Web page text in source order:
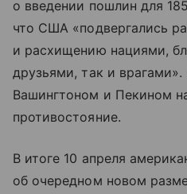
о введении пошлин для
что США «подвергались
и расхищению нациями,
друзьями, так и
Вашингтоном и Пекином
противостояние.
В итоге 10 апреля
об очередном новом